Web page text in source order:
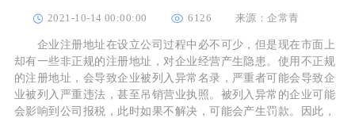
2021-10-14 00:00:00 6126 来源：企常青
企业注册地址在设立公司过程中必不可少，但是现在市面上
却有一些非正规的注册地址，对企业经营产生隐患。使用不正规
的注册地址，会导致企业被列入异常名录，严重者可能会导致企
业被列入严重违法，甚至吊销营业执照。被列入异常的企业可能
会影响到公司报税，此时如果不解决，可能会产生罚款。因此，